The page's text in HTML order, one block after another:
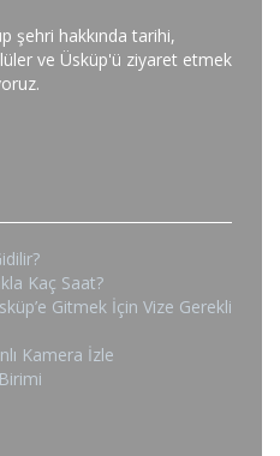
şehri hakkında tarihi,
ve Üsküp'ü ziyaret etmek
Kaç Saat?
Gitmek İçin Vize Gerekli
Kamera İzle